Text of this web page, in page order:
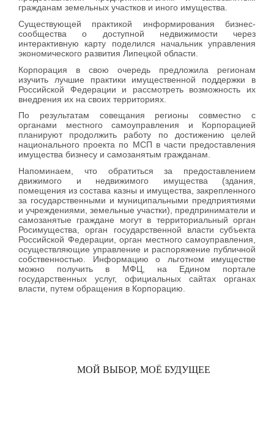
гражданам земельных участков и иного имущества.
Существующей практикой информирования бизнес-
сообщества о доступной недвижимости через
интерактивную карту поделился начальник управления
экономического развития Липецкой области.
Корпорация в свою очередь предложила регионам
изучить лучшие практики имущественной поддержки в
Российской Федерации и рассмотреть возможность их
внедрения их на своих территориях.
По результатам совещания регионы совместно с
органами местного самоуправления и Корпорацией
планируют продолжить работу по достижению целей
национального проекта по МСП в части предоставления
имущества бизнесу и самозанятым гражданам.
Напоминаем, что обратиться за предоставлением
движимого и недвижимого имущества (здания,
помещения из состава казны и имущества, закрепленного
за государственными и муниципальными предприятиями
и учреждениями, земельные участки), предприниматели и
самозанятые граждане могут в территориальный орган
Росимущества, орган государственной власти субъекта
Российской Федерации, орган местного самоуправления,
осуществляющие управление и распоряжение публичной
собственностью. Информацию о льготном имуществе
можно получить в МФЦ, на Едином портале
государственных услуг, официальных сайтах органах
власти, путем обращения в Корпорацию.
МОЙ ВЫБОР, МОЁ БУДУЩЕЕ